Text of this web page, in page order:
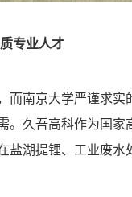
专业人才
南京大学严谨求实
。久吾高科作为国家
盐湖提锂、工业废